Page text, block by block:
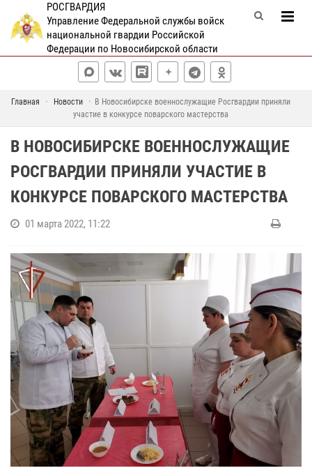
РОСГВАРДИЯ
Управление Федеральной службы войск
национальной гвардии Российской
Федерации по Новосибирской области
Главная Новости
В Новосибирске военнослужащие Росгвардии приняли
участие в конкурсе поварского мастерства
В НОВОСИБИРСКЕ ВОЕННОСЛУЖАЩИЕ
РОСГВАРДИИ ПРИНЯЛИ УЧАСТИЕ В
КОНКУРСЕ ПОВАРСКОГО МАСТЕРСТВА
01 марта 2022, 11:22